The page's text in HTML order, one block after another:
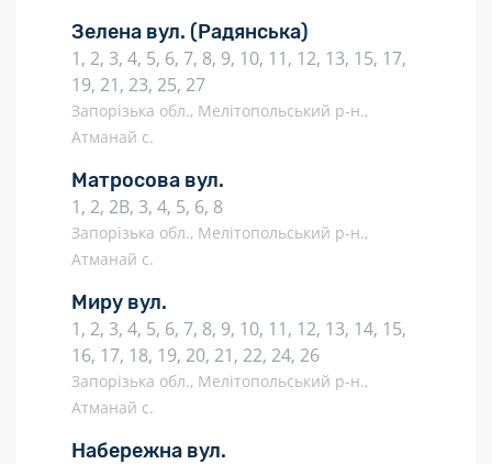
Зелена вул. (Радянська)
1, 2, 3, 4, 5, 6, 7, 8, 9, 10, 11, 12, 13, 15, 17,
19, 21, 23, 25, 27
Запорізька обл., Мелітопольський р-н.,
Атманай с.
Матросова вул.
1, 2, 2В, 3, 4, 5, 6, 8
Запорізька обл., Мелітопольський р-н.,
Атманай с.
Миру вул.
1, 2, 3, 4, 5, 6, 7, 8, 9, 10, 11, 12, 13, 14, 15,
16, 17, 18, 19, 20, 21, 22, 24, 26
Запорізька обл., Мелітопольський р-н.,
Атманай с.
Набережна вул.